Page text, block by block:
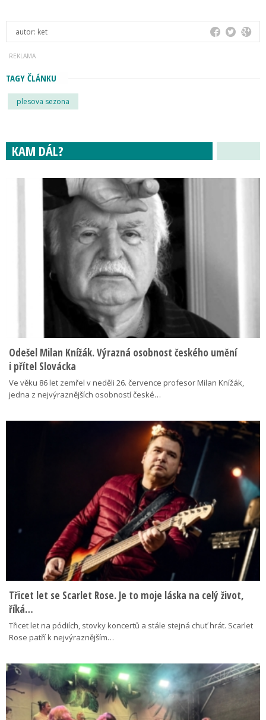
autor: ket
TAGY ČLÁNKU
plesova sezona
KAM DÁL?
Odešel Milan Knížák. Výrazná osobnost českého umění
i přítel Slovácka
Ve věku 86 let zemřel v neděli 26. července profesor Milan Knížák,
jedna z nejvýraznějších osobností české…
Třicet let se Scarlet Rose. Je to moje láska na celý život,
říká…
Třicet let na pódiích, stovky koncertů a stále stejná chuť hrát. Scarlet
Rose patří k nejvýraznějším…